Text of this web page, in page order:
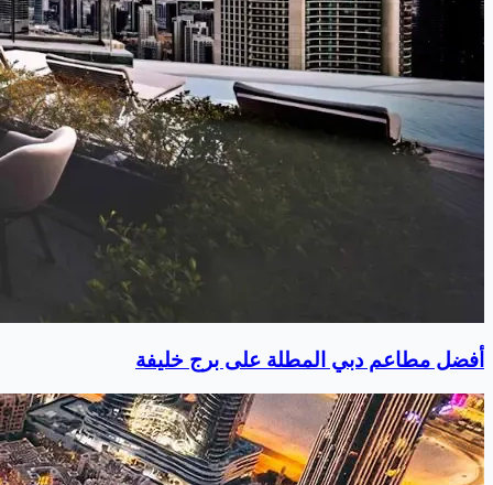
أفضل مطاعم دبي المطلة على برج خليفة